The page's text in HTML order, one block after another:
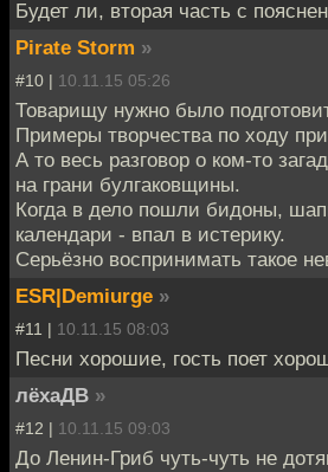
Будет ли, вторая часть с
Pirate Storm »
#10 | 10.11.15 05:26
Товарищу нужно было
Примеры творчества по ходу
А то весь разговор о ком-то
на грани булгаковщины.
Когда в дело пошли бидоны,
календари - впал в истерику.
Серьёзно воспринимать такое
ESR|Demiurge »
#11 | 10.11.15 08:03
Песни хорошие, гость поет
лёхаДВ »
#12 | 10.11.15 09:03
До Ленин-Гриб чуть-чуть не